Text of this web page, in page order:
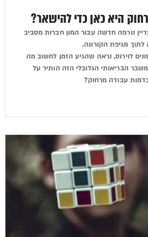
היא כאן כדי להישאר?
נורמה חדשה עבור המון חברות מסביב
מגיפת הקורונה.
לוירוס, נראה שהגיע הזמן לחשוב מה
הבריאותי הגלובלי הזה הותיר על
עבודה מרחוק?